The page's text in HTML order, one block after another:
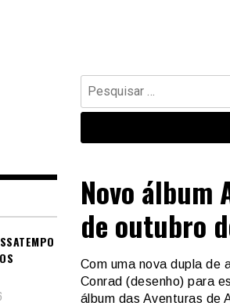
Pesquisar
por:
Novo álbum
de outubro
Com uma nova dupla de
Conrad (desenho) para
álbum das Aventuras de